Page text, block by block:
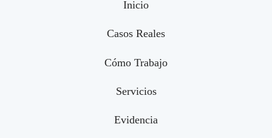
Inicio
Casos Reales
Cómo Trabajo
Servicios
Evidencia